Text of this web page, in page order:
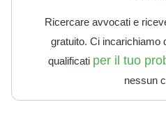
Ricercare avvocati e
gratuito. Ci incarichiamo
qualificati per il tuo
nessun